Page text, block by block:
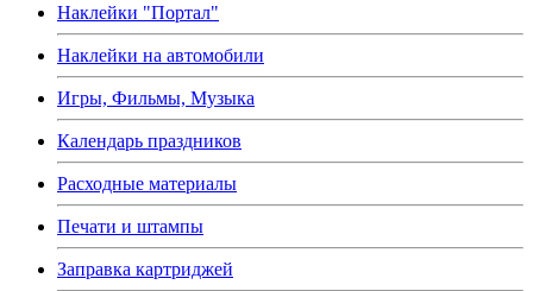
Наклейки "Портал"
Наклейки на автомобили
Игры, Фильмы, Музыка
Календарь праздников
Расходные материалы
Печати и штампы
Заправка картриджей